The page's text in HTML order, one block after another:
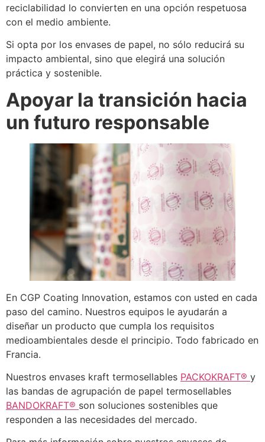
reciclabilidad lo convierten en una opción respetuosa
con el medio ambiente.
Si opta por los envases de papel, no sólo reducirá su
impacto ambiental, sino que elegirá una solución
práctica y sostenible.
Apoyar la transición hacia
un futuro responsable
En CGP Coating Innovation, estamos con usted en cada
paso del camino. Nuestros equipos le ayudarán a
diseñar un producto que cumpla los requisitos
medioambientales desde el principio. Todo fabricado en
Francia.
Nuestros envases kraft termosellables PACKOKRAFT® y
las bandas de agrupación de papel termosellables
BANDOKRAFT® son soluciones sostenibles que
responden a las necesidades del mercado.